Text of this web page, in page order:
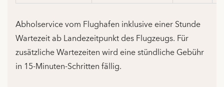
Abholservice vom Flughafen inklusive einer Stunde
Wartezeit ab Landezeitpunkt des Flugzeugs. Für
zusätzliche Wartezeiten wird eine stündliche Gebühr
in 15-Minuten-Schritten fällig.